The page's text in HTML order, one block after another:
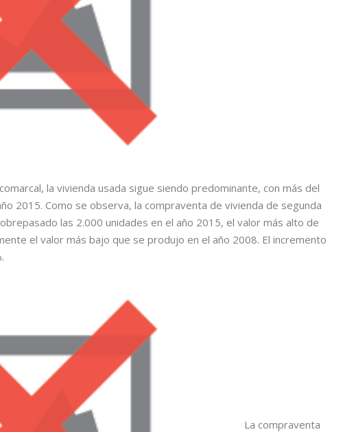
la vivienda usada sigue siendo predominante, con más del
2015. Como se observa, la compraventa de vivienda de segunda
las 2.000 unidades en el año 2015, el valor más alto de
el valor más bajo que se produjo en el año 2008. El incremento
La compraventa